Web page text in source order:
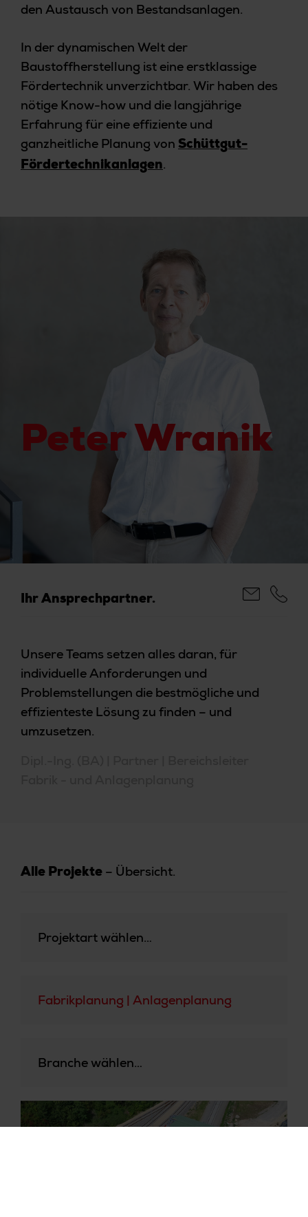
den Austausch von Bestandsanlagen.
In der dynamischen Welt der
Baustoffherstellung ist eine erstklassige
Fördertechnik unverzichtbar. Wir haben des
nötige Know-how und die langjährige
Erfahrung für eine effiziente und
ganzheitliche Planung von Schüttgut-
Fördertechnikanlagen.
Peter Wranik
Ihr Ansprechpartner.
Unsere Teams setzen alles daran, für
individuelle Anforderungen und
Problemstellungen die bestmögliche und
effizienteste Lösung zu finden – und
umzusetzen.
Alle Projekte – Übersicht.
Projektart wählen…
Fabrikplanung | Anlagenplanung
Branche wählen…